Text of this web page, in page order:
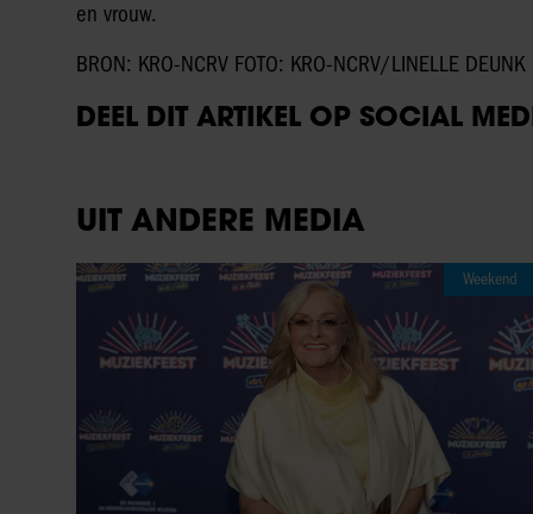
en vrouw.
BRON: KRO-NCRV FOTO: KRO-NCRV/LINELLE DEUNK
DEEL DIT ARTIKEL OP SOCIAL
UIT ANDERE MEDIA
Weekend